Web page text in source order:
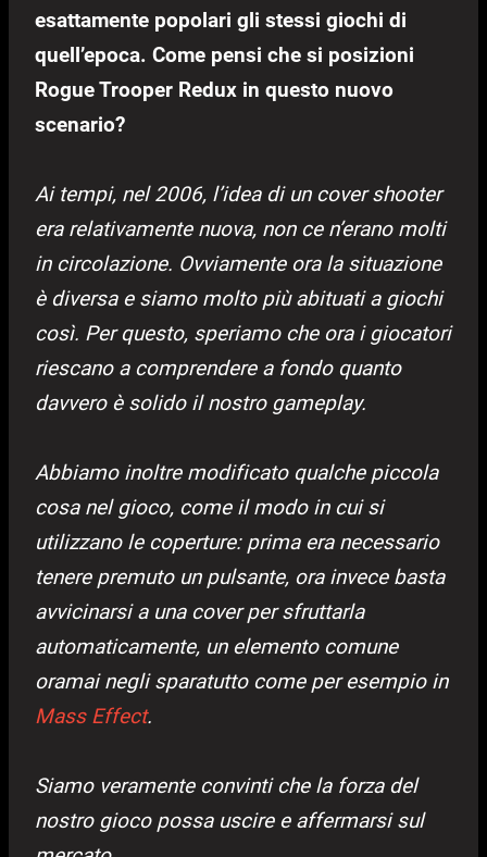
esattamente popolari gli stessi giochi di
quell’epoca. Come pensi che si posizioni
Rogue Trooper Redux in questo nuovo
scenario?
Ai tempi, nel 2006, l’idea di un cover shooter
era relativamente nuova, non ce n’erano molti
in circolazione. Ovviamente ora la situazione
è diversa e siamo molto più abituati a giochi
così. Per questo, speriamo che ora i giocatori
riescano a comprendere a fondo quanto
davvero è solido il nostro gameplay.
Abbiamo inoltre modificato qualche piccola
cosa nel gioco, come il modo in cui si
utilizzano le coperture: prima era necessario
tenere premuto un pulsante, ora invece basta
avvicinarsi a una cover per sfruttarla
automaticamente, un elemento comune
oramai negli sparatutto come per esempio in
Mass Effect.
Siamo veramente convinti che la forza del
nostro gioco possa uscire e affermarsi sul